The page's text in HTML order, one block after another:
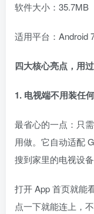
软件大小：35.7MB
适用平台：Android
四大核心亮点，用
1. 电视端不用装任
最省心的一点：只
用做。它自动适配
搜到家里的电视设
打开 App 首页就能
点一下就能连上，